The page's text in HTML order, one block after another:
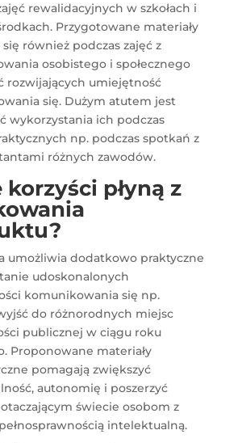
rewalidacyjnych w szkołach i
Przygotowane materiały
również podczas zajęć z
osobistego i społecznego
rozwijających umiejętność
się. Dużym atutem jest
wykorzystania ich podczas
np. podczas spotkań z
różnych zawodów.
korzyści płyną z
umożliwia dodatkowo praktyczne
udoskonalonych
komunikowania się np.
do różnorodnych miejsc
publicznej w ciągu roku
Proponowane materiały
pomagają zwiększyć
autonomię i poszerzyć
świecie osobom z
intelektualną.